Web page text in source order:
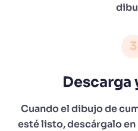
3
Descarga
Cuando el dibujo de
esté listo, descárgalo en